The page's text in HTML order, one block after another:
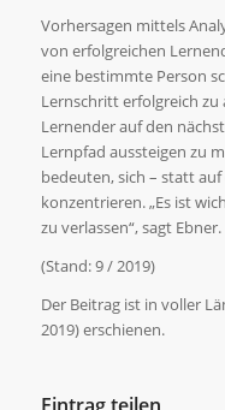
Vorhersagen mittels
von erfolgreichen
eine bestimmte Person
Lernschritt erfolgreich zu
Lernender auf den
Lernpfad aussteigen zu
bedeuten, sich – statt
konzentrieren. „Es ist
zu verlassen“, sagt Ebner.
(Stand: 9 / 2019)
Der Beitrag ist in voller
2019) erschienen.
Eintrag teilen